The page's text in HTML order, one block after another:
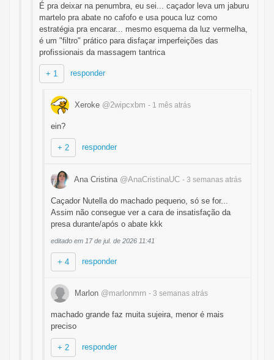
É pra deixar na penumbra, eu sei... caçador leva um jaburu
martelo pra abate no cafofo e usa pouca luz como
estratégia pra encarar... mesmo esquema da luz vermelha,
é um "filtro" prático para disfaçar imperfeições das
profissionais da massagem tantrica
+ 1 responder
Xeroke @2wipcxbm - 1 mês atrás
ein?
+ 2 responder
Ana Cristina @AnaCristinaUC - 3 semanas atrás
Caçador Nutella do machado pequeno, só se for...
Assim não consegue ver a cara de insatisfação da
presa durante/após o abate kkk
editado em 17 de jul. de 2026 11:41
+ 4 responder
Marlon @marlonmrn - 3 semanas atrás
machado grande faz muita sujeira, menor é mais
preciso
+ 2 responder